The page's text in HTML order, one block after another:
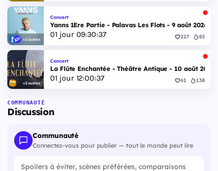
+2 autres
Concert
Yanns 1Ere Partie - Palavas Les Flots - 9 août 2026
01 jour 09:30:36 227 83
+2 autres
Concert
La Flûte Enchantée - Théâtre Antique - 10 août 2026
01 jour 12:00:36 61 138
COMMUNAUTÉ
Discussion
Communauté
Connectez-vous pour publier — tout le monde peut lire